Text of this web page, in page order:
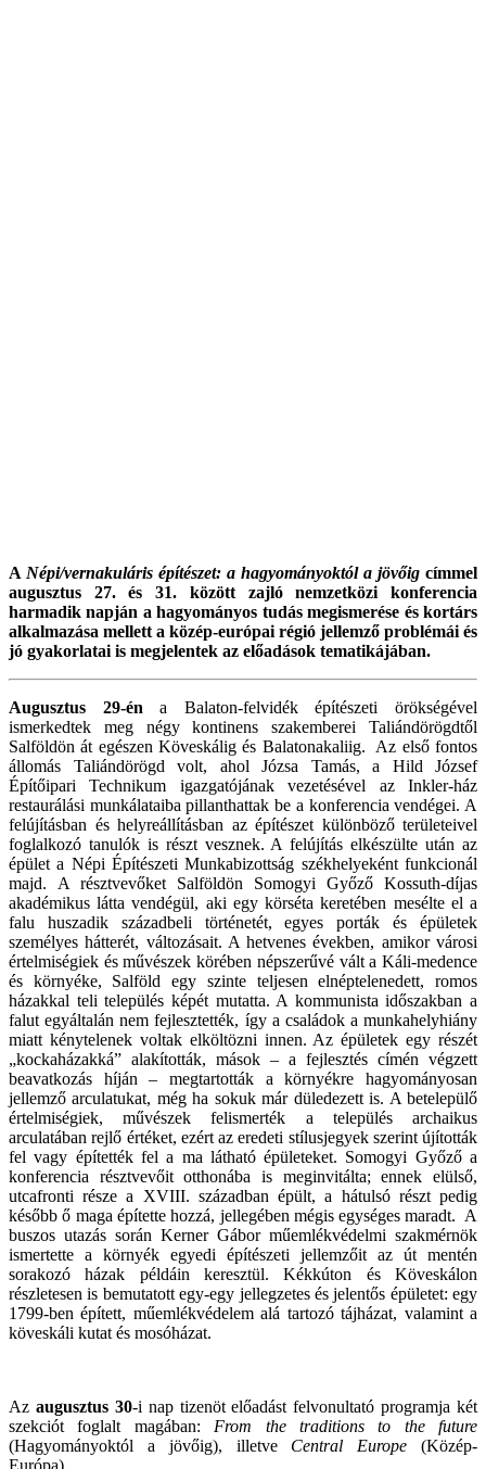
A Népi/vernakuláris építészet: a hagyományoktól a jövőig címmel
augusztus 27. és 31. között zajló nemzetközi konferencia
harmadik napján a hagyományos tudás megismerése és kortárs
alkalmazása mellett a közép-európai régió jellemző problémái és
jó gyakorlatai is megjelentek az előadások tematikájában.
Augusztus 29-én a Balaton-felvidék építészeti örökségével
ismerkedtek meg négy kontinens szakemberei Taliándörögdtől
Salföldön át egészen Köveskálig és Balatonakaliig. Az első fontos
állomás Taliándörögd volt, ahol Józsa Tamás, a Hild József
Építőipari Technikum igazgatójának vezetésével az Inkler-ház
restaurálási munkálataiba pillanthattak be a konferencia vendégei. A
felújításban és helyreállításban az építészet különböző területeivel
foglalkozó tanulók is részt vesznek. A felújítás elkészülte után az
épület a Népi Építészeti Munkabizottság székhelyeként funkcionál
majd. A résztvevőket Salföldön Somogyi Győző Kossuth-díjas
akadémikus látta vendégül, aki egy körséta keretében mesélte el a
falu huszadik századbeli történetét, egyes porták és épületek
személyes hátterét, változásait. A hetvenes években, amikor városi
értelmiségiek és művészek körében népszerűvé vált a Káli-medence
és környéke, Salföld egy szinte teljesen elnéptelenedett, romos
házakkal teli település képét mutatta. A kommunista időszakban a
falut egyáltalán nem fejlesztették, így a családok a munkahelyhiány
miatt kénytelenek voltak elköltözni innen. Az épületek egy részét
„kockaházakká” alakították, mások – a fejlesztés címén végzett
beavatkozás híján – megtartották a környékre hagyományosan
jellemző arculatukat, még ha sokuk már düledezett is. A betelepülő
értelmiségiek, művészek felismerték a település archaikus
arculatában rejlő értéket, ezért az eredeti stílusjegyek szerint újították
fel vagy építették fel a ma látható épületeket. Somogyi Győző a
konferencia résztvevőit otthonába is meginvitálta; ennek elülső,
utcafronti része a XVIII. században épült, a hátulsó részt pedig
később ő maga építette hozzá, jellegében mégis egységes maradt. A
buszos utazás során Kerner Gábor műemlékvédelmi szakmérnök
ismertette a környék egyedi építészeti jellemzőit az út mentén
sorakozó házak példáin keresztül. Kékkúton és Köveskálon
részletesen is bemutatott egy-egy jellegzetes és jelentős épületet: egy
1799-ben épített, műemlékvédelem alá tartozó tájházat, valamint a
köveskáli kutat és mosóházat.
Az augusztus 30-i nap tizenöt előadást felvonultató programja két
szekciót foglalt magában: From the traditions to the future
(Hagyományoktól a jövőig), illetve Central Europe (Közép-
Európa).